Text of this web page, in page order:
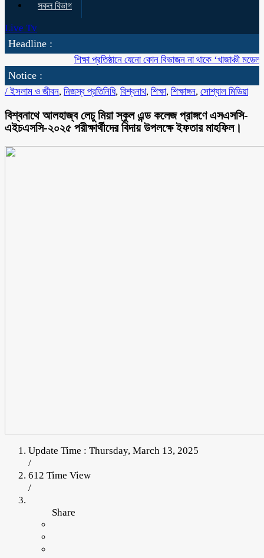
সকল বিভাগ
Live Tv
Headline :
শিক্ষা প্রতিষ্ঠানে যেনো কোন বিভাজন না থাকে ‘খাজাঞ্চী মডেল’
Notice :
/ইসলাম ও জীবন, নিজস্ব প্রতিনিধি, বিশ্বনাথ, শিক্ষা, শিক্ষাঙ্গন, সোশ্যাল মিডিয়া
বিশ্বনাথে আলহাজ্ব লেচু মিয়া স্কুল এন্ড কলেজ প্রাঙ্গণে এসএসসি-
এইচএসসি-২০২৫ পরীক্ষার্থীদের বিদায় উপলক্ষে ইফতার মাহফিল।
Update Time : Thursday, March 13, 2025
/
612 Time View
/
Share